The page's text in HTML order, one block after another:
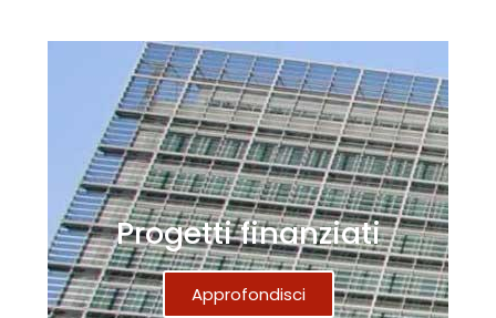
Progetti finanziati
Approfondisci